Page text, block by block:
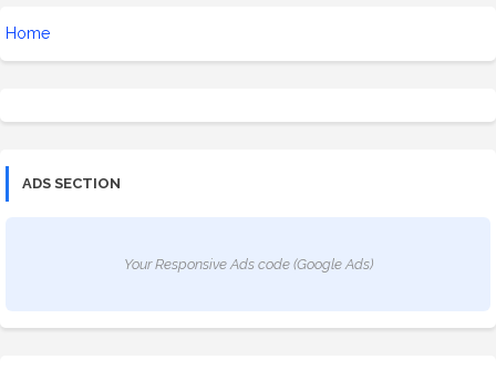
Home
ADS SECTION
Your Responsive Ads code (Google Ads)